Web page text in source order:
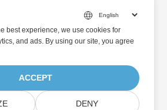
best experience, we use cookies for
and ads. By using our site, you agree
ACCEPT
DENY